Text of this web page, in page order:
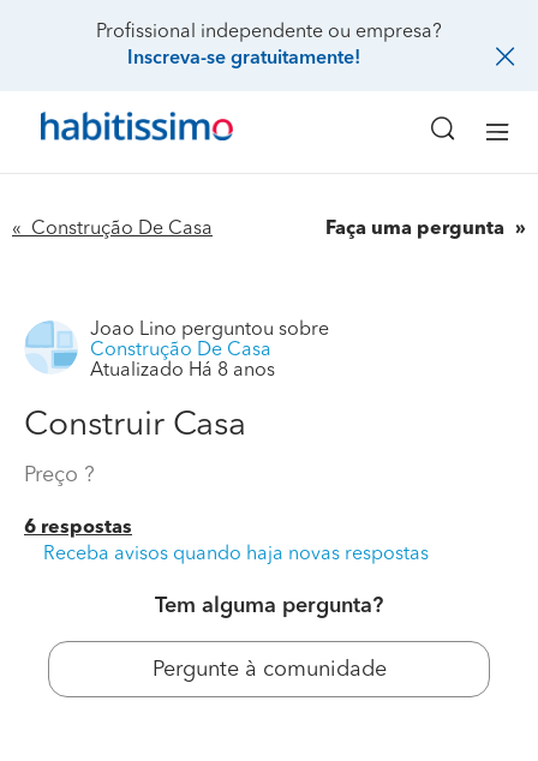
Profissional independente ou empresa?
Inscreva-se gratuitamente!
« Construção De Casa Faça uma pergunta
Joao Lino perguntou sobre
Construção De Casa
Atualizado Há 8 anos
Construir Casa
Preço ?
6 respostas
Receba avisos quando haja novas respostas
Tem alguma pergunta?
Pergunte à comunidade